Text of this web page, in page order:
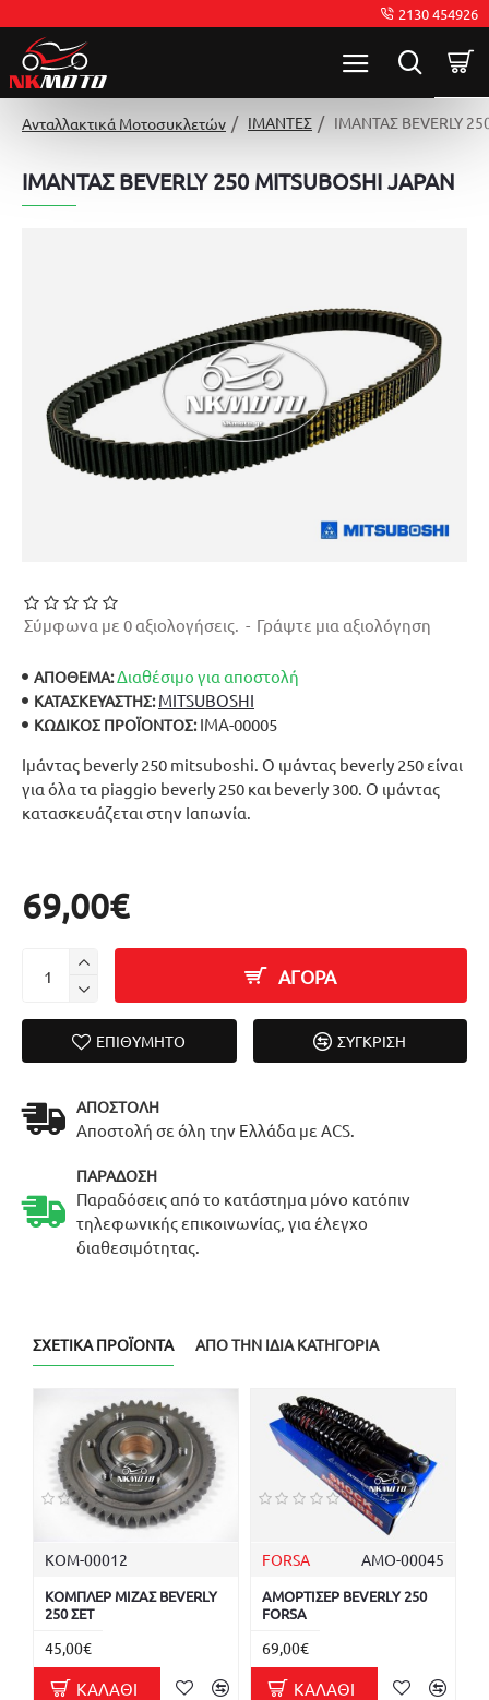
2130 454926
Ανταλλακτικά Μοτοσυκλετών ΙΜΑΝΤΕΣ ΙΜΑΝΤΑΣ BEVERLY
ΙΜΑΝΤΑΣ BEVERLY 250 MITSUBOSHI JAPAN
Ιμάντας beverly 250 mitsuboshi. Ο ιμάντας beverly 250 είναι
για όλα τα piaggio beverly 250 και beverly 300. Ο ιμάντας
κατασκευάζεται στην Ιαπωνία.
ΑΠΟΘΕΜΑ:Διαθέσιμο για αποστολή
ΚΑΤΑΣΚΕΥΑΣΤΉΣ: MITSUBOSHI
ΚΩΔΙΚΌΣ ΠΡΟΪΌΝΤΟΣ: ΙΜΑ-00005
Σύμφωνα με 0 αξιολογήσεις. - Γράψτε μια αξιολόγηση
69,00€
ΑΓΟΡΑ
ΕΠΙΘΥΜΗΤΌ ΣΎΓΚΡΙΣΗ
ΑΠΟΣΤΟΛΉ
Αποστολή σε όλη την Ελλάδα με ACS.
ΠΑΡΆΔΟΣΗ
Παραδόσεις από το κατάστημα μόνο κατόπιν
τηλεφωνικής επικοινωνίας, για έλεγχο
διαθεσιμότητας.
ΣΧΕΤΙΚΆ ΠΡΟΪΌΝΤΑ ΑΠΌ ΤΗΝ ΊΔΙΑ ΚΑΤΗΓΟΡΊΑ
ΚΟΜ-00012
ΚΟΜΠΛΕΡ ΜΙΖΑΣ BEVERLY
250 ΣΕΤ
45,00€
ΚΑΛΆΘΙ
FORSA ΑΜΟ-00045
ΑΜΟΡΤΙΣΕΡ BEVERLY 250
FORSA
69,00€
ΚΑΛΆΘΙ